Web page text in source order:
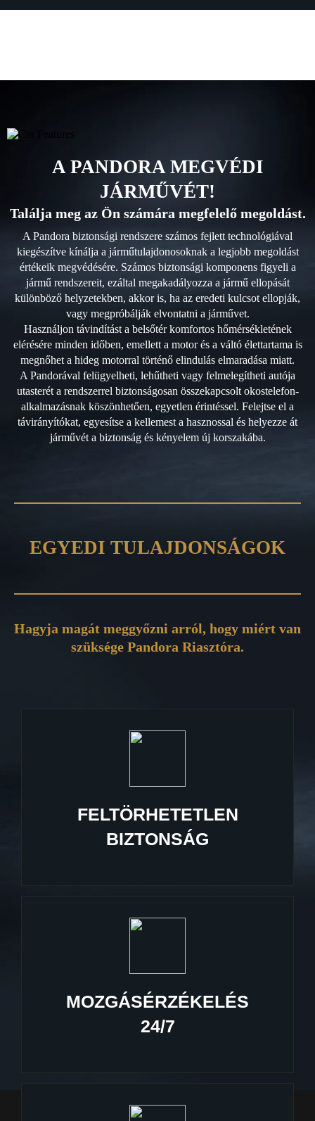
A PANDORA MEGVÉDI
JÁRMŰVÉT!
Találja meg az Ön számára megfelelő megoldást.
A Pandora biztonsági rendszere számos fejlett technológiával
kiegészítve kínálja a járműtulajdonosoknak a legjobb megoldást
értékeik megvédésére. Számos biztonsági komponens figyeli a
jármű rendszereit, ezáltal megakadályozza a jármű ellopását
különböző helyzetekben, akkor is, ha az eredeti kulcsot ellopják,
vagy megpróbálják elvontatni a járművet.
Használjon távindítást a belsőtér komfortos hőmérsékletének
elérésére minden időben, emellett a motor és a váltó élettartama is
megnőhet a hideg motorral történő elindulás elmaradása miatt.
A Pandorával felügyelheti, lehűtheti vagy felmelegítheti autója
utasterét a rendszerrel biztonságosan összekapcsolt okostelefon-
alkalmazásnak köszönhetően, egyetlen érintéssel. Felejtse el a
távirányítókat, egyesítse a kellemest a hasznossal és helyezze át
járművét a biztonság és kényelem új korszakába.
EGYEDI TULAJDONSÁGOK
Hagyja magát meggyőzni arról, hogy miért van
szüksége Pandora Riasztóra.
FELTÖRHETETLEN
BIZTONSÁG
MOZGÁSÉRZÉKELÉS
24/7